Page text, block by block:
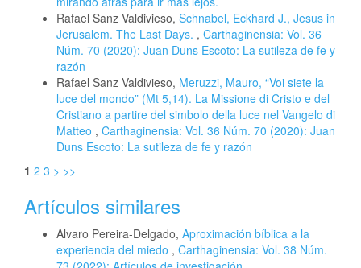
Rafael Sanz Valdivieso, Schnabel, Eckhard J., Jesus in
Jerusalem. The Last Days. , Carthaginensia: Vol. 36
Núm. 70 (2020): Juan Duns Escoto: La sutileza de fe y
razón
Rafael Sanz Valdivieso, Meruzzi, Mauro, “Voi siete la
luce del mondo” (Mt 5,14). La Missione di Cristo e del
Cristiano a partire del simbolo della luce nel Vangelo di
Matteo , Carthaginensia: Vol. 36 Núm. 70 (2020): Juan
Duns Escoto: La sutileza de fe y razón
1 2 3 > >>
Artículos similares
Alvaro Pereira-Delgado, Aproximación bíblica a la
experiencia del miedo , Carthaginensia: Vol. 38 Núm.